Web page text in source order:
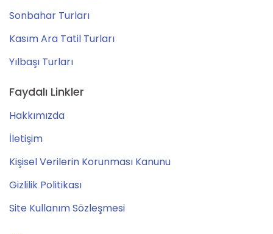
Sonbahar Turları
Kasım Ara Tatil Turları
Yılbaşı Turları
Faydalı Linkler
Hakkımızda
İletişim
Kişisel Verilerin Korunması Kanunu
Gizlilik Politikası
Site Kullanım Sözleşmesi